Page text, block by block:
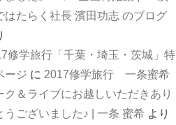
はたらく社長 濱田功志 のブログ
修学旅行「千葉・埼玉・茨城」特
ージ に 2017修学旅行 一条蜜希
ク＆ライブにお越しいただきあり
うございました♪ | 一条 蜜希 より